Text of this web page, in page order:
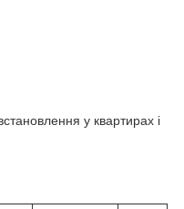
у квартирах і